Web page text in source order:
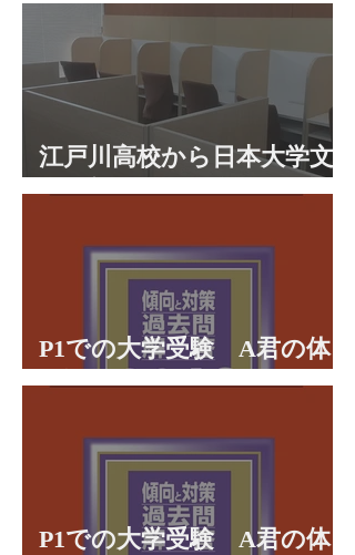
江戸川高校から日本大学文
理学部に合格 合格体験談
P1での大学受験 A君の体
験談パート２
P1での大学受験 A君の体